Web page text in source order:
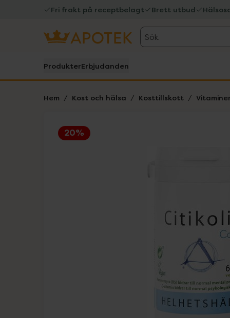
Fri frakt på receptbelagt Brett utbud
Sök
ProdukterErbjudanden
Hem Kost och hälsa Kosttillskott
20%